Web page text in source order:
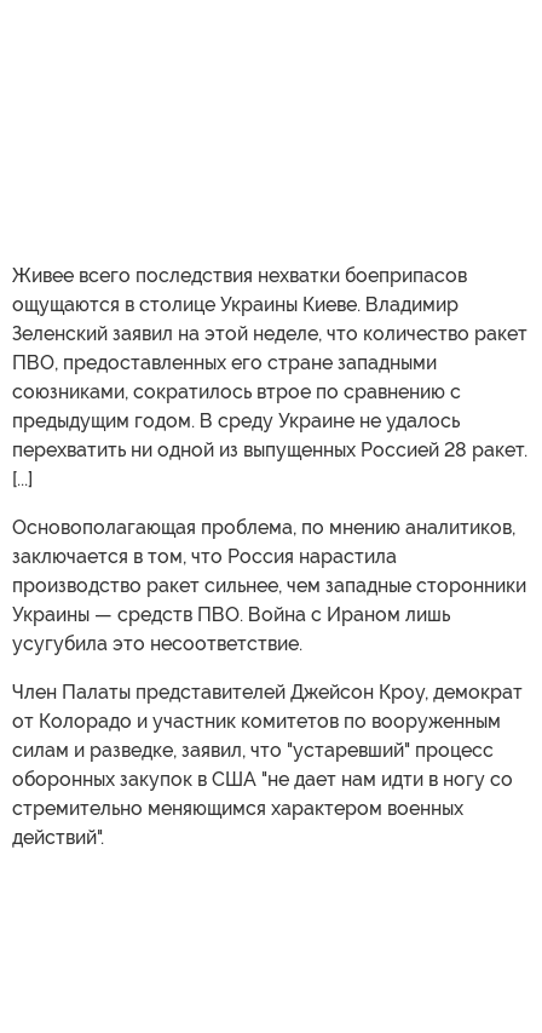
Живее всего последствия нехватки боеприпасов
ощущаются в столице Украины Киеве. Владимир
Зеленский заявил на этой неделе, что количество ракет
ПВО, предоставленных его стране западными
союзниками, сократилось втрое по сравнению с
предыдущим годом. В среду Украине не удалось
перехватить ни одной из выпущенных Россией 28 ракет.
[...]
Основополагающая проблема, по мнению аналитиков,
заключается в том, что Россия нарастила
производство ракет сильнее, чем западные сторонники
Украины — средств ПВО. Война с Ираном лишь
усугубила это несоответствие.
Член Палаты представителей Джейсон Кроу, демократ
от Колорадо и участник комитетов по вооруженным
силам и разведке, заявил, что "устаревший" процесс
оборонных закупок в США "не дает нам идти в ногу со
стремительно меняющимся характером военных
действий".